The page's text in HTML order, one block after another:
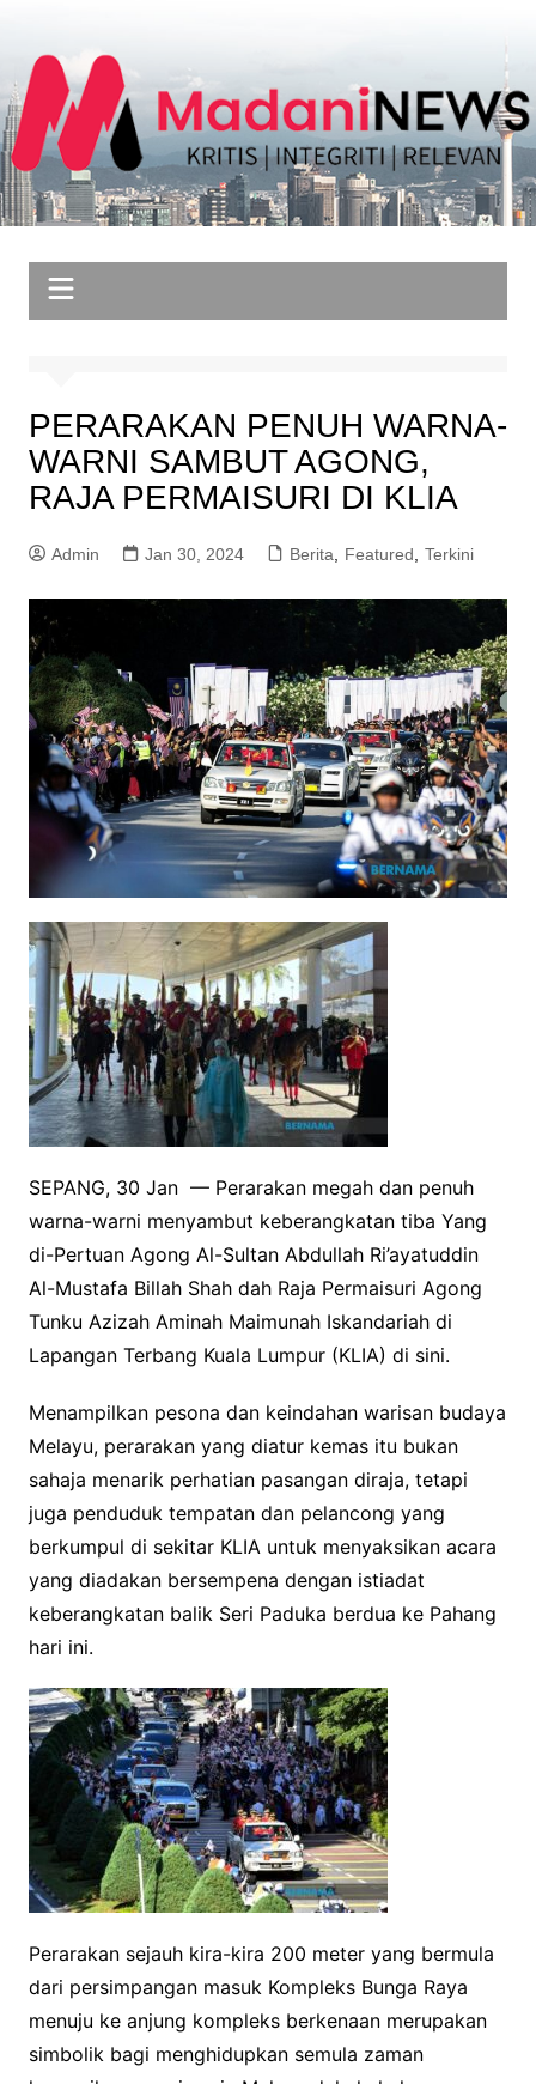
content
PERARAKAN PENUH WARNA-
WARNI SAMBUT AGONG,
RAJA PERMAISURI DI KLIA
Admin Jan 30, 2024 Berita, Featured, Terkini
SEPANG, 30 Jan — Perarakan megah dan penuh
warna-warni menyambut keberangkatan tiba Yang
di-Pertuan Agong Al-Sultan Abdullah Ri’ayatuddin
Al-Mustafa Billah Shah dah Raja Permaisuri Agong
Tunku Azizah Aminah Maimunah Iskandariah di
Lapangan Terbang Kuala Lumpur (KLIA) di sini.
Menampilkan pesona dan keindahan warisan budaya
Melayu, perarakan yang diatur kemas itu bukan
sahaja menarik perhatian pasangan diraja, tetapi
juga penduduk tempatan dan pelancong yang
berkumpul di sekitar KLIA untuk menyaksikan acara
yang diadakan bersempena dengan istiadat
keberangkatan balik Seri Paduka berdua ke Pahang
hari ini.
Perarakan sejauh kira-kira 200 meter yang bermula
dari persimpangan masuk Kompleks Bunga Raya
menuju ke anjung kompleks berkenaan merupakan
simbolik bagi menghidupkan semula zaman